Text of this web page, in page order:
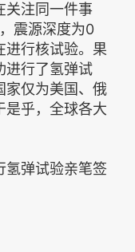
关注同一件事
震源深度为0
进行核试验。果
进行了氢弹试
家仅为美国、俄
是乎，全球各大
氢弹试验亲笔签